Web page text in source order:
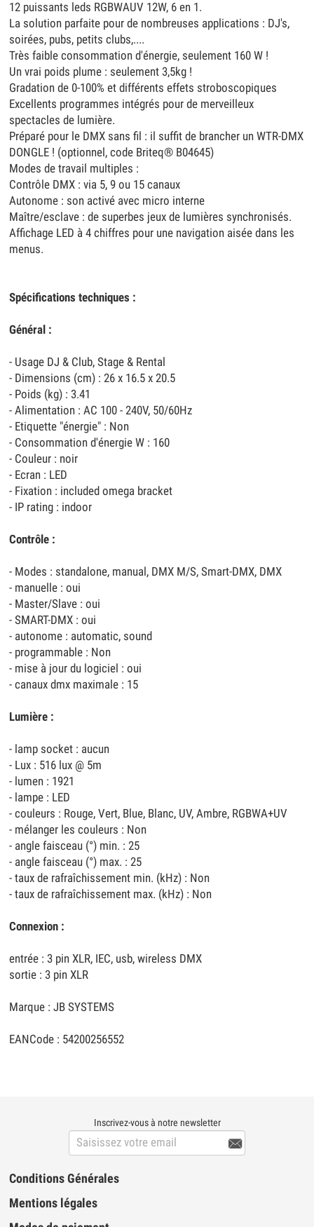
12 puissants leds RGBWAUV 12W, 6 en 1.
La solution parfaite pour de nombreuses applications : DJ's,
soirées, pubs, petits clubs,....
Très faible consommation d'énergie, seulement 160 W !
Un vrai poids plume : seulement 3,5kg !
Gradation de 0-100% et différents effets stroboscopiques
Excellents programmes intégrés pour de merveilleux
spectacles de lumière.
Préparé pour le DMX sans fil : il suffit de brancher un WTR-DMX
DONGLE ! (optionnel, code Briteq® B04645)
Modes de travail multiples :
Contrôle DMX : via 5, 9 ou 15 canaux
Autonome : son activé avec micro interne
Maître/esclave : de superbes jeux de lumières synchronisés.
Affichage LED à 4 chiffres pour une navigation aisée dans les
menus.
Spécifications techniques :
Général :
- Usage DJ & Club, Stage & Rental
- Dimensions (cm) : 26 x 16.5 x 20.5
- Poids (kg) : 3.41
- Alimentation : AC 100 - 240V, 50/60Hz
- Etiquette "énergie" : Non
- Consommation d'énergie W : 160
- Couleur : noir
- Ecran : LED
- Fixation : included omega bracket
- IP rating : indoor
Contrôle :
- Modes : standalone, manual, DMX M/S, Smart-DMX, DMX
- manuelle : oui
- Master/Slave : oui
- SMART-DMX : oui
- autonome : automatic, sound
- programmable : Non
- mise à jour du logiciel : oui
- canaux dmx maximale : 15
Lumière :
- lamp socket : aucun
- Lux : 516 lux @ 5m
- lumen : 1921
- lampe : LED
- couleurs : Rouge, Vert, Blue, Blanc, UV, Ambre, RGBWA+UV
- mélanger les couleurs : Non
- angle faisceau (°) min. : 25
- angle faisceau (°) max. : 25
- taux de rafraîchissement min. (kHz) : Non
- taux de rafraîchissement max. (kHz) : Non
Connexion :
entrée : 3 pin XLR, IEC, usb, wireless DMX
sortie : 3 pin XLR
Marque : JB SYSTEMS
EANCode : 54200256552
Inscrivez-vous à notre newsletter

Conditions Générales
Mentions légales